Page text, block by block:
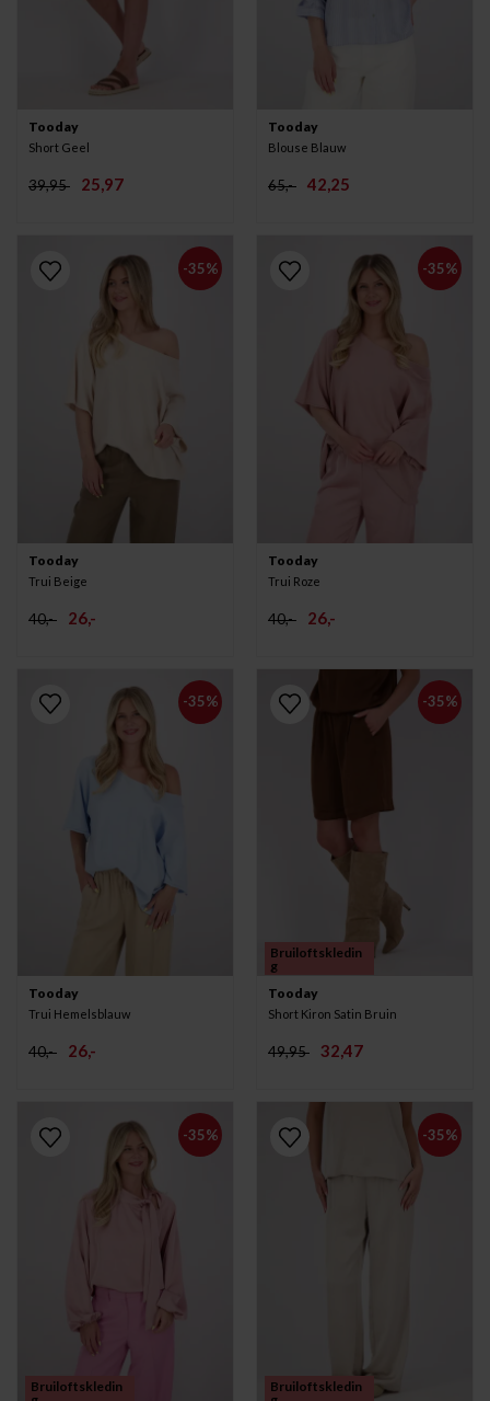
Tooday
Short Geel
39,95 25,97
Tooday
Blouse Blauw
65,- 42,25
-35%
Tooday
Trui Beige
40,- 26,-
-35%
Tooday
Trui Roze
40,- 26,-
-35%
Tooday
Trui Hemelsblauw
40,- 26,-
-35%
Bruiloftskledin
g
Tooday
Short Kiron Satin Bruin
49,95 32,47
-35%
Bruiloftskledin
-35%
Bruiloftskledin